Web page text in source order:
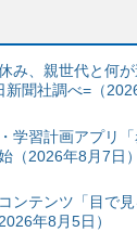
み、親世代と何
聞社調べ=（
学習計画アプリ
（2026年8月7日）
ンテンツ「目で
年8月5日）